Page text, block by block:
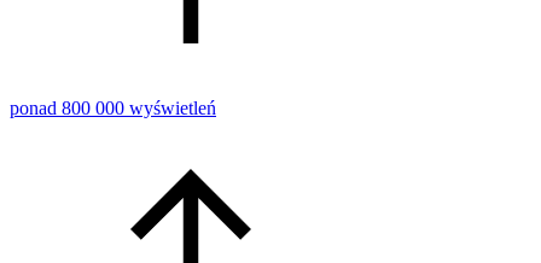
ponad 800 000 wyświetleń